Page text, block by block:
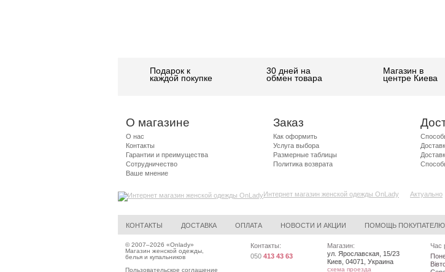
Подарок к
каждой покупке
30 дней на
обмен товара
Магазин в
центре Киева
О магазине
О нас
Контакты
Гарантии и преимущества
Сотрудничество
Ваше мнение
Заказ
Как оформить
Услуга выбора
Размерные таблицы
Политика возврата
Интернет магазин женской одежды OnLady Актуально
КОНТАКТЫ ДОСТАВКА ОПЛАТА НОВОСТИ И АКЦИИ ПОМОЩЬ ПОКУПАТЕЛЮ
© 2007–2026 «Onlady»
Магазин женской одежды,
белья и купальников
Пользовательское соглашение
Контакты:
050 413 43 63
Магазин:
ул. Ярославская, 15/23
Киев 04071 Украина
схема проезда
Час